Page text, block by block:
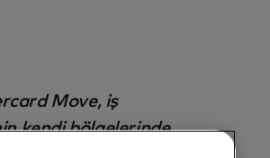
Move, iş
kendi bölgelerinde